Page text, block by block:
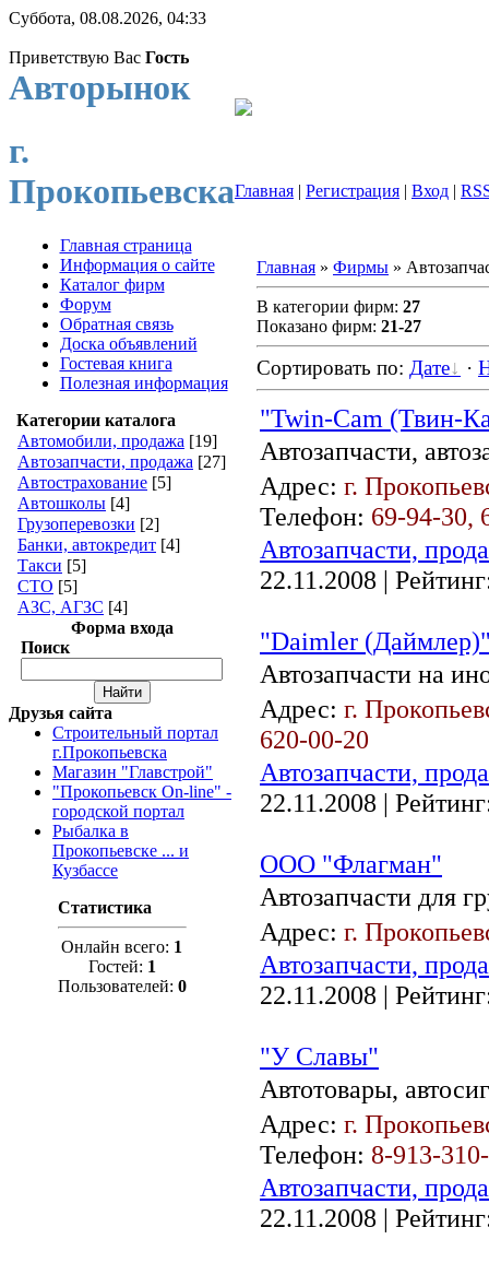
Суббота, 08.08.2026, 04:33
Приветствую Вас Гость
Авторынок
г.
ПрокопьевскаГлавная | Регистрация | Вход |
Главная страница
Информация о сайте
Каталог фирм
Форум
Обратная связь
Доска объявлений
Гостевая книга
Полезная информация
Категории каталога
Автомобили, продажа [19]
Автозапчасти, продажа [27]
Автострахование [5]
Автошколы [4]
Грузоперевозки [2]
Банки, автокредит [4]
Такси [5]
СТО [5]
АЗС, АГЗС [4]
Форма входа
Поиск
Друзья сайта
Строительный портал
г.Прокопьевска
Магазин "Главстрой"
"Прокопьевск On-line" -
городской портал
Рыбалка в
Прокопьевске ... и
Кузбассе
Статистика
Онлайн всего: 1
Гостей: 1
Пользователей: 0
Главная » Фирмы »
В категории фирм: 27
Показано фирм: 21-27
Сортировать по: Дате ·
"Twin-Cam (Твин-
Автозапчасти,
Адрес: г.
Телефон: 69-94-30,
Автозапчасти,
22.11.2008 |
"Daimler
Автозапчасти на
Адрес: г.
620-00-20
Автозапчасти,
22.11.2008 |
ООО "Флагман"
Автозапчасти для
Адрес: г.
Автозапчасти,
22.11.2008 |
"У Славы"
Автотовары,
Адрес: г.
Телефон: 8-913-
Автозапчасти,
22.11.2008 |